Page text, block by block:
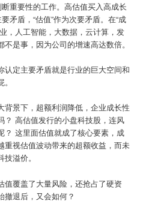
重要性的工作。高估值买入高成长
矛盾，“估值”作为次要矛盾。在“成
，人工智能，大数据，云计算，发
是事，因为公司的增速高达数倍。
认定主要矛盾就是行业的巨大空间和
背景下，超额利润降低，企业成长性
？ 高估值发行的小盘科技股，连风
？ 这里面估值就成了核心要素，成
重视估值波动带来的超额收益，而未
溢价。
值覆盖了大量风险，还抢占了硬资
撤退后，又会如何？